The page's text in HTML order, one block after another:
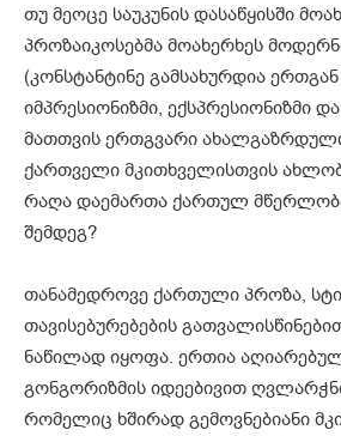
თუ მეოცე საუკუნის დასაწყისში
პროზაიკოსებმა მოახერხეს
(კონსტანტინე გამსახურდია
იმპრესიონიზმი, ექსპრესიონიზმი
მათთვის ერთგვარი
ქართველი მკითხველისთვის
რაღა დაემართა ქართულ
შემდეგ?
თანამედროვე ქართული პროზა,
თავისებურებების
ნაწილად იყოფა. ერთია
გონგორიზმის იდეებივით
რომელიც ხშირად გემოვნებიანი